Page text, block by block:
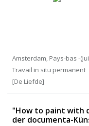
Amsterdam, Pays-bas -
Travail in situ permanent
[De Liefde]
"How to paint with
der documenta-